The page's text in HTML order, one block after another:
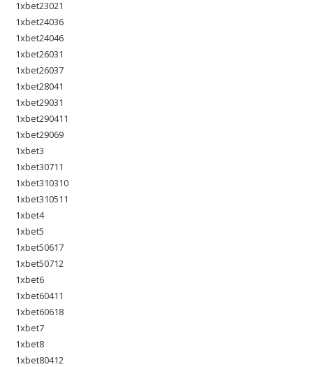
1xbet23021
1xbet24036
1xbet24046
1xbet26031
1xbet26037
1xbet28041
1xbet29031
1xbet290411
1xbet29069
1xbet3
1xbet30711
1xbet310310
1xbet310511
1xbet4
1xbet5
1xbet50617
1xbet50712
1xbet6
1xbet60411
1xbet60618
1xbet7
1xbet8
1xbet80412